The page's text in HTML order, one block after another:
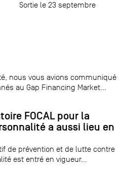
nous vous avions communiqué
au Gap Financing Market...
FOCAL pour la
a aussi lieu en
de prévention et de lutte contre
est entré en vigueur...
Sortie le 23 septembre